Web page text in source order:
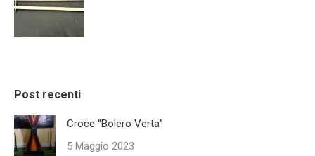
Post recenti
Croce “Bolero Verta”
5 Maggio 2023